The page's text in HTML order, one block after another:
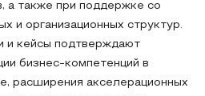
а также при поддержке со
и организационных структур.
и кейсы подтверждают
бизнес-компетенций в
расширения акселерационных